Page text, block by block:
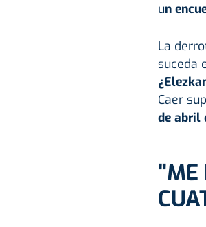
un
La
suceda
Caer
de abril
"ME